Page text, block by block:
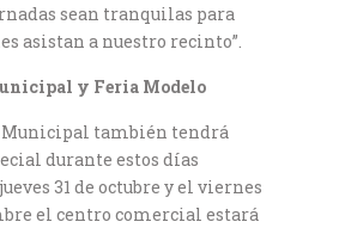
sean tranquilas para
asistan a nuestro recinto”.
y Feria Modelo
Municipal también tendrá
durante estos días
31 de octubre y el viernes
el centro comercial estará